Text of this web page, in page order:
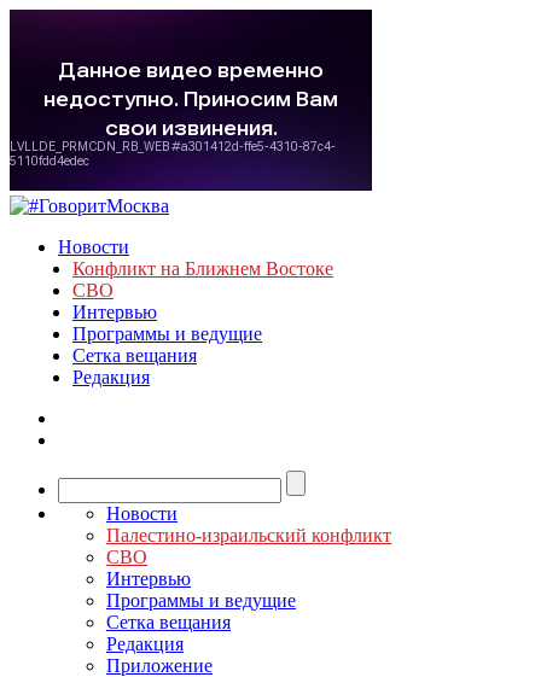
Новости
Конфликт на Ближнем Востоке
СВО
Интервью
Программы и ведущие
Сетка вещания
Редакция
Новости
Палестино-израильский конфликт
СВО
Интервью
Программы и ведущие
Сетка вещания
Редакция
Приложение